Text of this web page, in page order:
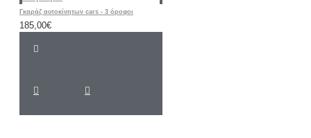
Γκαράζ αυτοκίνητων cars - 3 όροφοι
185,00€